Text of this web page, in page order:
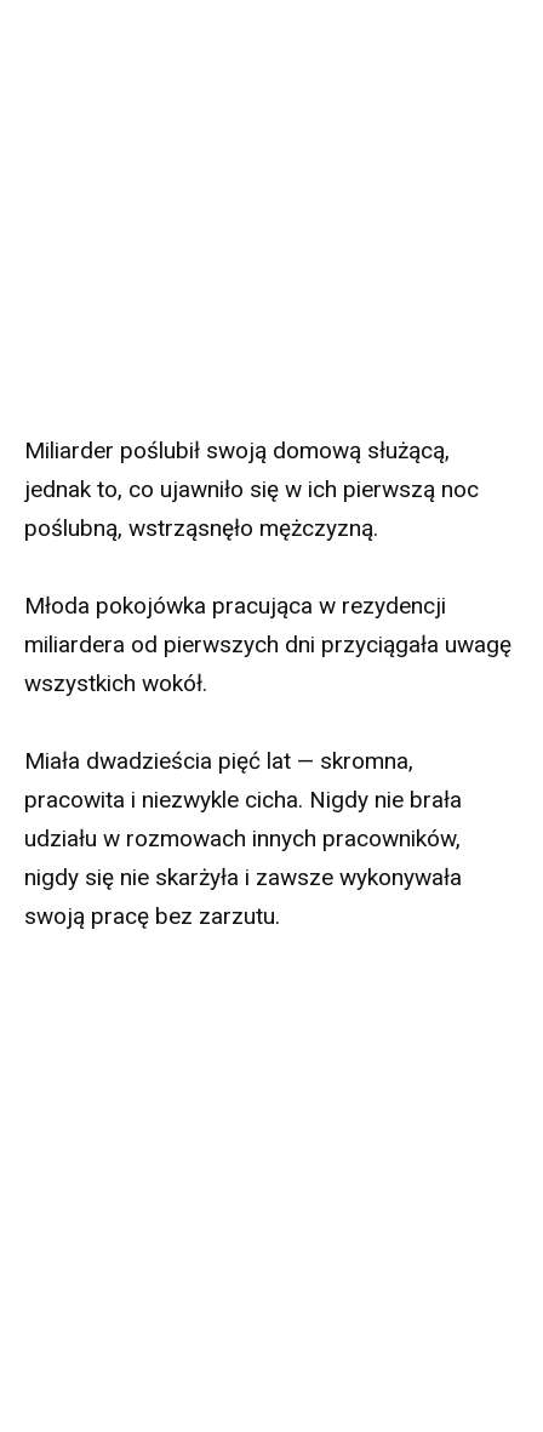
Miliarder poślubił swoją domową służącą,
jednak to, co ujawniło się w ich pierwszą noc
poślubną, wstrząsnęło mężczyzną.
Młoda pokojówka pracująca w rezydencji
miliardera od pierwszych dni przyciągała uwagę
wszystkich wokół.
Miała dwadzieścia pięć lat — skromna,
pracowita i niezwykle cicha. Nigdy nie brała
udziału w rozmowach innych pracowników,
nigdy się nie skarżyła i zawsze wykonywała
swoją pracę bez zarzutu.